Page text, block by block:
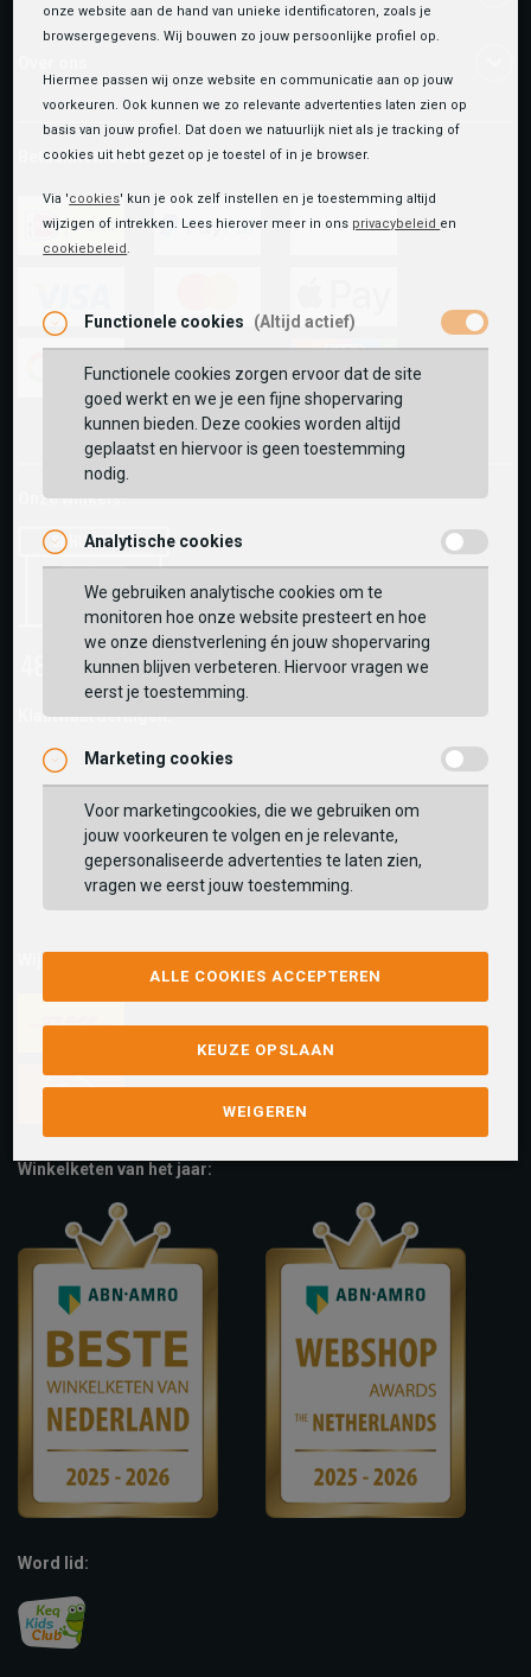
Betaalmethoden
visa
fashion-
cheque
vvv-
giftcard
Onze winkels:
Klantwaarderingen:
Wij versturen met:
Winkelketen van het jaar:
Word lid:
onze website aan de hand van unieke identificatoren, zoals je
browsergegevens. Wij bouwen zo jouw persoonlijke profiel op.
Hiermee passen wij onze website en communicatie aan op jouw
voorkeuren. Ook kunnen we zo relevante advertenties laten zien op
basis van jouw profiel. Dat doen we natuurlijk niet als je tracking of
cookies uit hebt gezet op je toestel of in je browser.
Via 'cookies' kun je ook zelf instellen en je toestemming altijd
wijzigen of intrekken. Lees hierover meer in ons privacybeleid en
cookiebeleid .
Functionele cookies (Altijd actief)
Functionele cookies zorgen ervoor dat de site
goed werkt en we je een fijne shopervaring
kunnen bieden. Deze cookies worden altijd
geplaatst en hiervoor is geen toestemming
nodig.
Analytische cookies
We gebruiken analytische cookies om te
monitoren hoe onze website presteert en hoe
we onze dienstverlening én jouw shopervaring
kunnen blijven verbeteren. Hiervoor vragen we
eerst je toestemming.
Marketing cookies
Voor marketingcookies, die we gebruiken om
jouw voorkeuren te volgen en je relevante,
gepersonaliseerde advertenties te laten zien,
vragen we eerst jouw toestemming.
ALLE COOKIES ACCEPTEREN
KEUZE OPSLAAN
WEIGEREN